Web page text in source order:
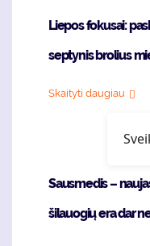
Liepos fokusai:
septynis brolius
Skaityti daugiau
Sausmedis –
šilauogių era dar